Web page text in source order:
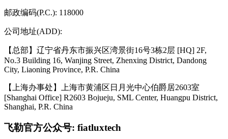
邮政编码(P.C.): 118000
公司地址(ADD):
【总部】辽宁省丹东市振兴区湾景街16号3栋2层 [HQ] 2F,
No.3 Building 16, Wanjing Street, Zhenxing District, Dandong
City, Liaoning Province, P.R. China
【上海办事处】上海市黄浦区日月光中心伯爵居2603室
[Shanghai Office] R2603 Bojueju, SML Center, Huangpu District,
Shanghai, P.R. China
飞勒官方公众号: fiatluxtech